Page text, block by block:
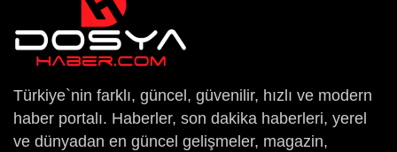
Türkiye`nin farklı, güncel, güvenilir, hızlı ve modern
haber portalı. Haberler, son dakika haberleri, yerel
ve dünyadan en güncel gelişmeler, magazin,